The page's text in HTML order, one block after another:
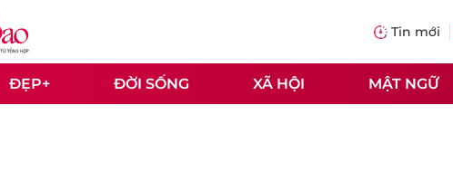
Tin mới
ĐẸP+ ĐỜI SỐNG XÃ HỘI MẬT NGỮ